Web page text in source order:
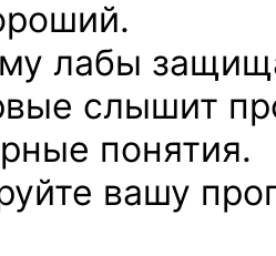
лабы
слышит
понятия.
вашу